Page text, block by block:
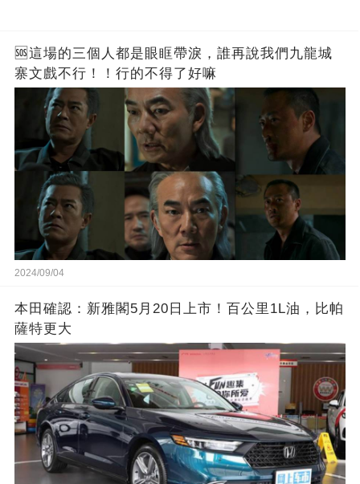
🆘這場的三個人都是眼眶帶淚，誰再說我們九龍城
寨文戲不行！！行的不得了好嘛
2024/09/04
本田確認：新雅閣5月20日上市！百公里1L油，比帕
薩特更大